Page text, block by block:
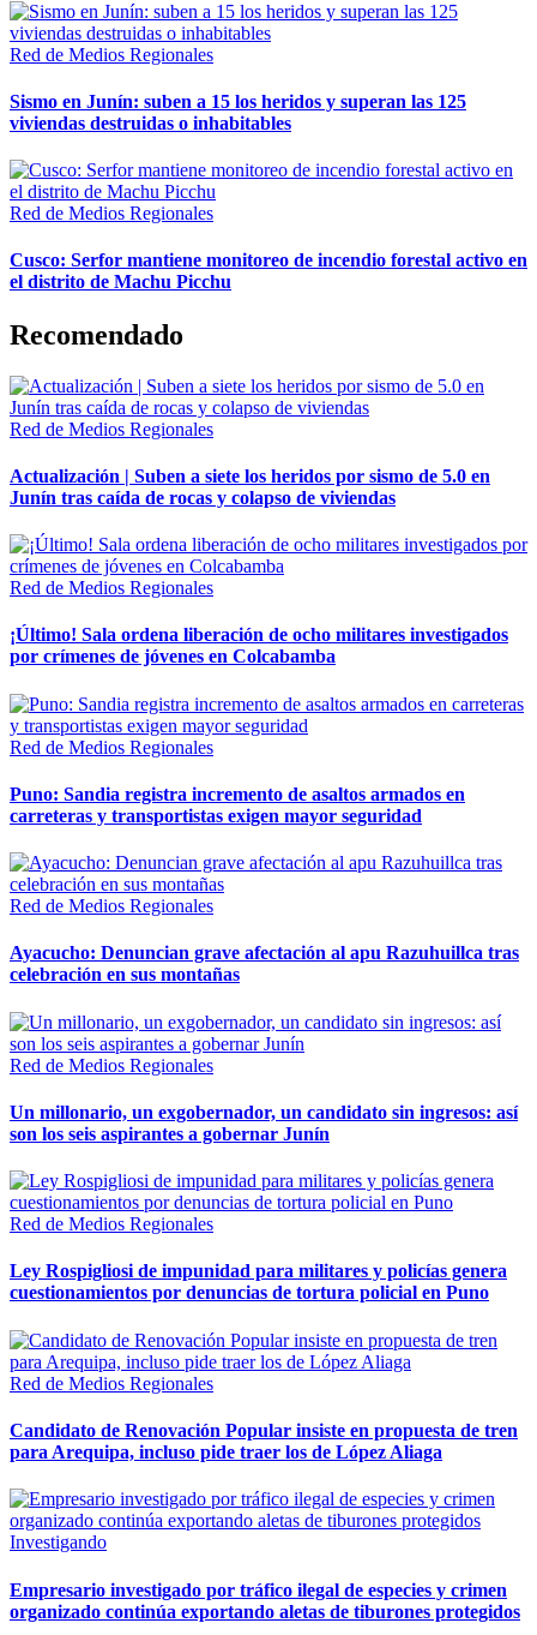
Red de Medios Regionales
Sismo en Junín: suben a 15 los heridos y superan las 125
viviendas destruidas o inhabitables
Red de Medios Regionales
Cusco: Serfor mantiene monitoreo de incendio forestal activo en
el distrito de Machu Picchu
Recomendado
Red de Medios Regionales
Actualización | Suben a siete los heridos por sismo de 5.0 en
Junín tras caída de rocas y colapso de viviendas
Red de Medios Regionales
¡Último! Sala ordena liberación de ocho militares investigados
por crímenes de jóvenes en Colcabamba
Red de Medios Regionales
Puno: Sandia registra incremento de asaltos armados en
carreteras y transportistas exigen mayor seguridad
Red de Medios Regionales
Ayacucho: Denuncian grave afectación al apu Razuhuillca tras
celebración en sus montañas
Red de Medios Regionales
Un millonario, un exgobernador, un candidato sin ingresos: así
son los seis aspirantes a gobernar Junín
Red de Medios Regionales
Ley Rospigliosi de impunidad para militares y policías genera
cuestionamientos por denuncias de tortura policial en Puno
Red de Medios Regionales
Candidato de Renovación Popular insiste en propuesta de tren
para Arequipa, incluso pide traer los de López Aliaga
Investigando
Empresario investigado por tráfico ilegal de especies y crimen
organizado continúa exportando aletas de tiburones protegidos